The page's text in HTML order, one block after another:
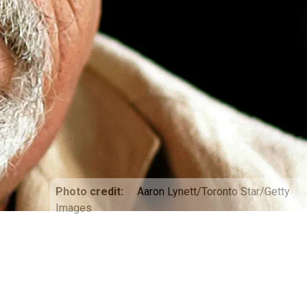
Photo credit
Aaron Lynett/Toronto Star/Getty
Images